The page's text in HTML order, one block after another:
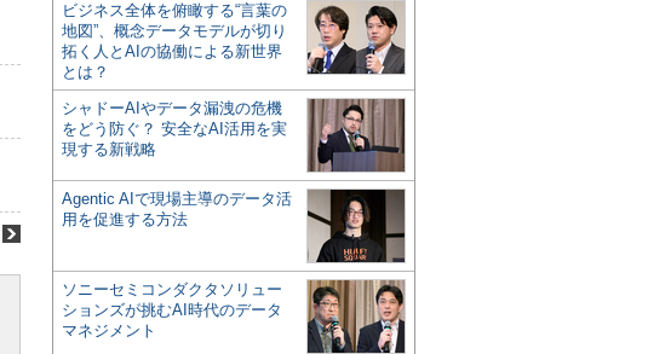
ビジネス全体を俯瞰する“言葉の
地図”、概念データモデルが切り
拓く人とAIの協働による新世界
とは？
シャドーAIやデータ漏洩の危機
をどう防ぐ？ 安全なAI活用を実
現する新戦略
Agentic AIで現場主導のデータ活
用を促進する方法
ソニーセミコンダクタソリュー
ションズが挑むAI時代のデータ
マネジメント